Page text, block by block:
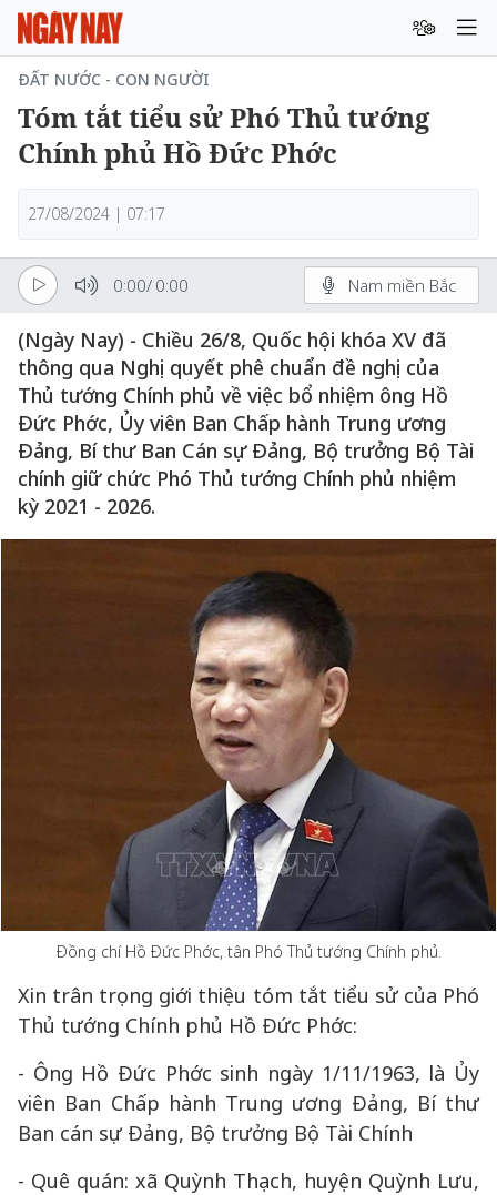
ĐẤT NƯỚC - CON NGƯỜI
Tóm tắt tiểu sử Phó Thủ tướng
Chính phủ Hồ Đức Phớc
27/08/2024 | 07:17
0:00/ 0:00 Nam miền Bắc
(Ngày Nay) - Chiều 26/8, Quốc hội khóa XV đã
thông qua Nghị quyết phê chuẩn đề nghị của
Thủ tướng Chính phủ về việc bổ nhiệm ông Hồ
Đức Phớc, Ủy viên Ban Chấp hành Trung ương
Đảng, Bí thư Ban Cán sự Đảng, Bộ trưởng Bộ Tài
chính giữ chức Phó Thủ tướng Chính phủ nhiệm
kỳ 2021 - 2026.
Đồng chí Hồ Đức Phớc, tân Phó Thủ tướng Chính phủ.
Xin trân trọng giới thiệu tóm tắt tiểu sử của Phó
Thủ tướng Chính phủ Hồ Đức Phớc:
- Ông Hồ Đức Phớc sinh ngày 1/11/1963, là Ủy
viên Ban Chấp hành Trung ương Đảng, Bí thư
Ban cán sự Đảng, Bộ trưởng Bộ Tài Chính
- Quê quán: xã Quỳnh Thạch, huyện Quỳnh Lưu,